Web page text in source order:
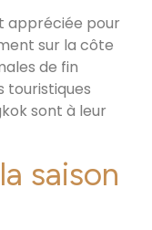
appréciée pour
sur la côte
de fin
touristiques
sont à leur
saison